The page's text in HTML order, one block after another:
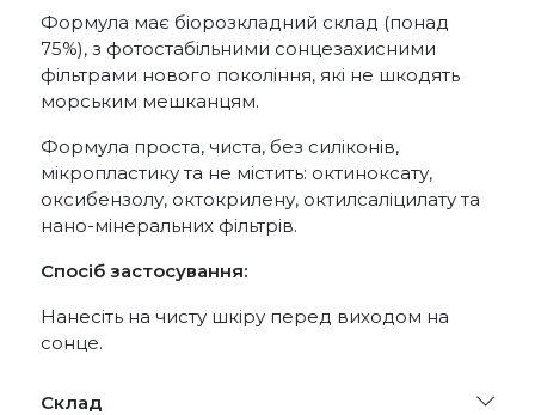
Формула має біорозкладний склад (понад
75%), з фотостабільними сонцезахисними
фільтрами нового покоління, які не шкодять
морським мешканцям.
Формула проста, чиста, без силіконів,
мікропластику та не містить: октиноксату,
оксибензолу, октокрилену, октилсаліцилату та
нано-мінеральних фільтрів.
Спосіб застосування:
Нанесіть на чисту шкіру перед виходом на
сонце.
Склад